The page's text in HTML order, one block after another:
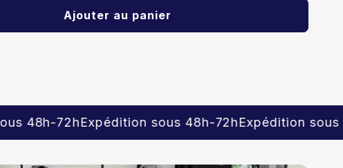
Ajouter au panier
sous 48h-72h Expédition sous 48h-72h